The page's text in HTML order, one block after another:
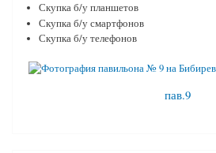
Скупка б/у планшетов
Скупка б/у смартфонов
Скупка б/у телефонов
пав.9